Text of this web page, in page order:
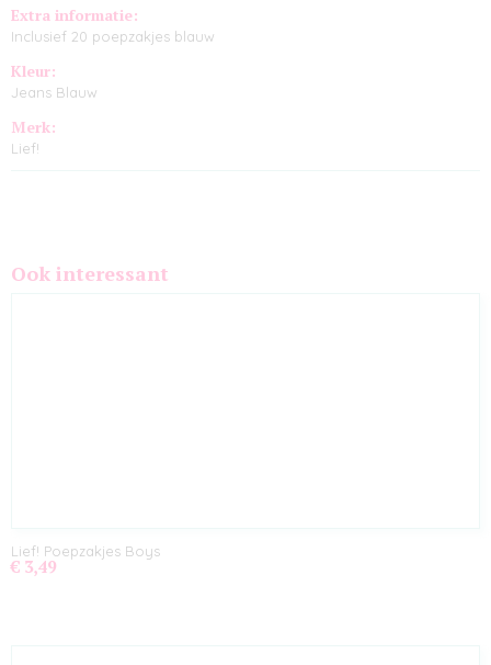
Extra informatie:
Inclusief 20 poepzakjes blauw
Kleur:
Jeans Blauw
Merk:
Lief!
Ook interessant
Lief! Poepzakjes Boys
€ 3,49